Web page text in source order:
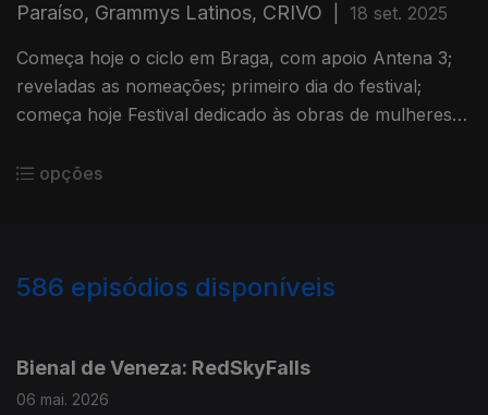
Paraíso, Grammys Latinos, CRIVO 18 set. 2025
Começa hoje o ciclo em Braga, com apoio Antena 3;
reveladas as nomeações; primeiro dia do festival;
começa hoje Festival dedicado às obras de mulheres
opções
586 episódios disponíveis
Bienal de Veneza: RedSkyFalls
06 mai. 2026